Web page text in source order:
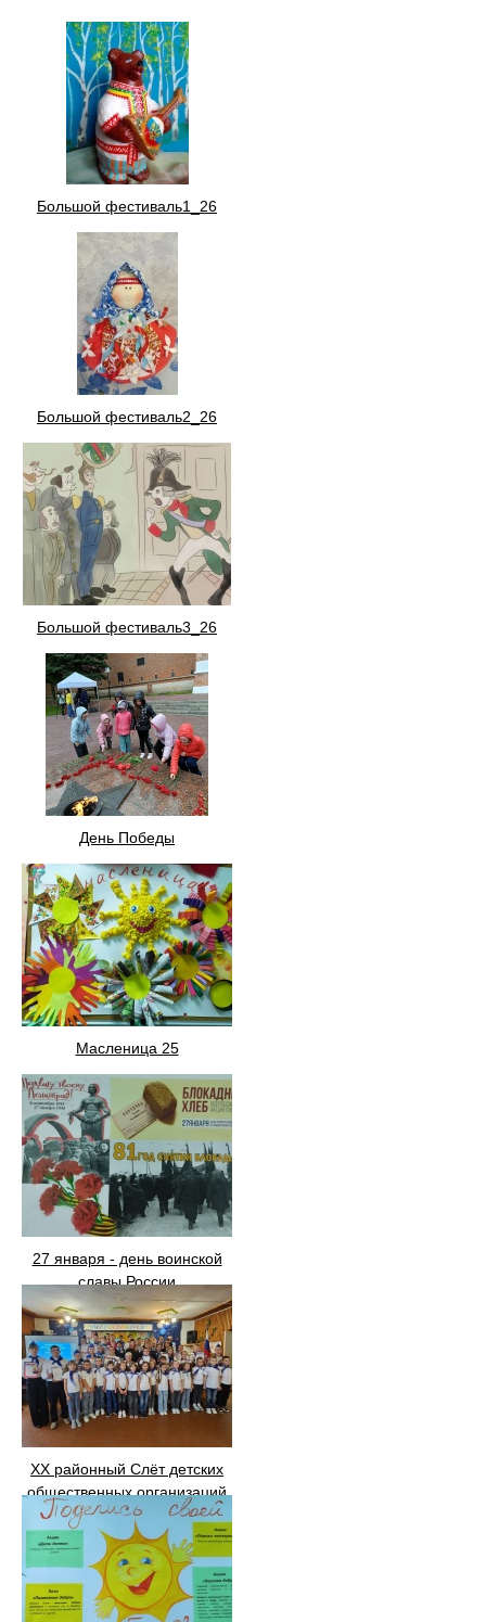
Большой фестиваль1_26
Большой фестиваль2_26
Большой фестиваль3_26
День Победы
Масленица 25
27 января - день воинской
славы России
XX районный Слёт детских
общественных организаций
имени Юрия Алексеевича
Гагарина